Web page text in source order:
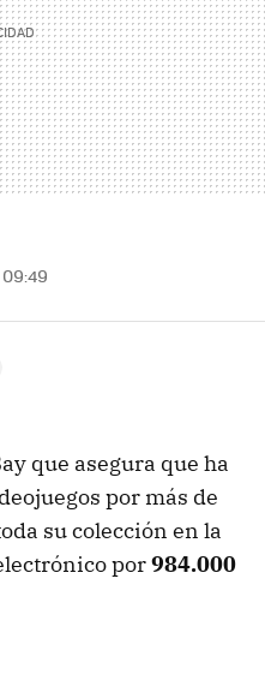
que asegura que ha
por más de
su colección en la
por984.000